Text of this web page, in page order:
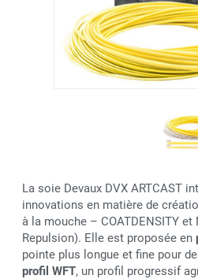
La soie Devaux DVX ARTCAST
innovations en matière de
à la mouche – COATDENSITY et
Repulsion). Elle est proposée en
pointe plus longue et fine pour
profil WFT, un profil progressif